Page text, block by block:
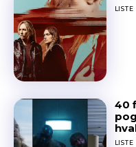
LISTE
40
LISTE